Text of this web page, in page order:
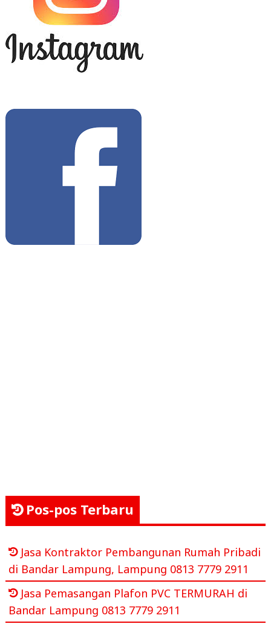
Pos-pos Terbaru
Jasa Kontraktor Pembangunan Rumah Pribadi
di Bandar Lampung, Lampung 0813 7779 2911
Jasa Pemasangan Plafon PVC TERMURAH di
Bandar Lampung 0813 7779 2911